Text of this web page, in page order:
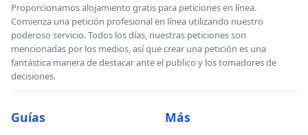
Proporcionamos alojamiento gratis para peticiones en línea.
Comienza una petición profesional en línea utilizando nuestro
poderoso servicio. Todos los días, nuestras peticiones son
mencionadas por los medios, así que crear una petición es una
fantástica manera de destacar ante el publico y los tomadores de
decisiones.
Guías Más